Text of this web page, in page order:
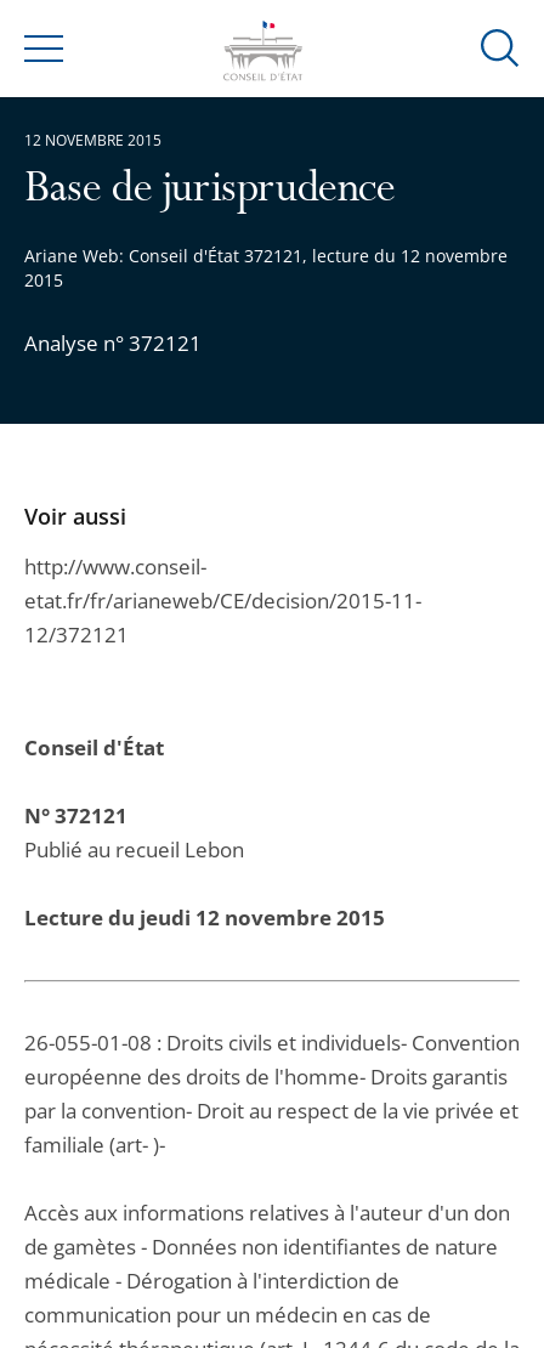
Menu
Ouvrir
Base de jurisprudence
Ariane Web: Conseil d'État 372121, lecture du 12 novembre
2015
Analyse n° 372121
12 NOVEMBRE 2015
Conseil d'État
N° 372121
Publié au recueil Lebon
Lecture du jeudi 12 novembre 2015
26-055-01-08 : Droits civils et individuels- Convention
européenne des droits de l'homme- Droits garantis
par la convention- Droit au respect de la vie privée et
familiale (art- )-
Accès aux informations relatives à l'auteur d'un don
de gamètes - Données non identifiantes de nature
médicale - Dérogation à l'interdiction de
communication pour un médecin en cas de
Voir aussi
http://www.conseil-
etat.fr/fr/arianeweb/CE/decision/2015-11-
12/372121